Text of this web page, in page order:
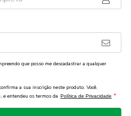
que posso me descadastrar a qualquer
a sua inscrição neste produto. Você,
e entendeu os termos da Política de Privacidade *